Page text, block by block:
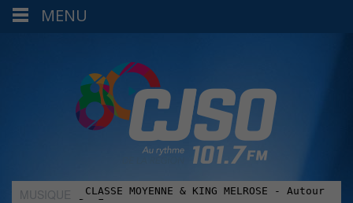
MUSIQUE
MENU